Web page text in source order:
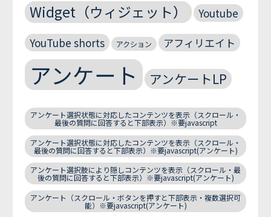
Widget（ウィジェット）
Youtube
YouTube shorts
アクション アフィリエイト
アンケート アンケートLP
アンケート選択状態に対応したコンテンツを表示（スクロール・
最後の質問に回答すると下部表示）※要javascript
アンケート選択状態に対応したコンテンツを表示（スクロール・
最後の質問に回答すると下部表示）※要javascript(アンケート)
アンケート選択肢により隠しコンテンツを表示（スクロール・最
後の質問に回答すると下部表示）※要javascript(アンケート)
アンケート（スクロール・ボタンを押すと下部表示・複数選択可
能）※要javascript(アンケート)